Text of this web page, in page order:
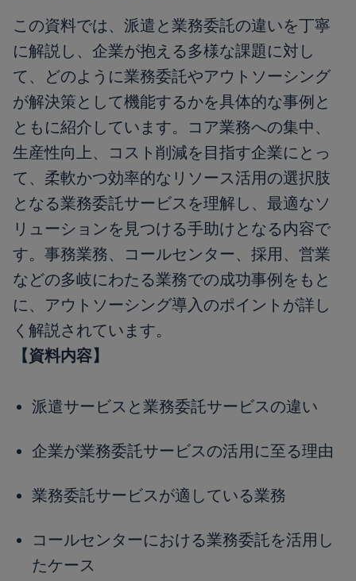
この資料では、派遣と業務委託の違いを丁寧
に解説し、企業が抱える多様な課題に対し
て、どのように業務委託やアウトソーシング
が解決策として機能するかを具体的な事例と
ともに紹介しています。コア業務への集中、
生産性向上、コスト削減を目指す企業にとっ
て、柔軟かつ効率的なリソース活用の選択肢
となる業務委託サービスを理解し、最適なソ
リューションを見つける手助けとなる内容で
す。事務業務、コールセンター、採用、営業
などの多岐にわたる業務での成功事例をもと
に、アウトソーシング導入のポイントが詳し
く解説されています。
【資料内容】
派遣サービスと業務委託サービスの違い
企業が業務委託サービスの活用に至る理由
業務委託サービスが適している業務
コールセンターにおける業務委託を活用し
たケース